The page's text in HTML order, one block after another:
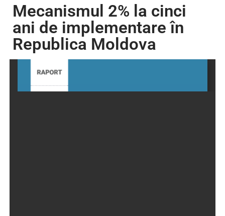
Mecanismul 2% la cinci
ani de implementare în
Republica Moldova